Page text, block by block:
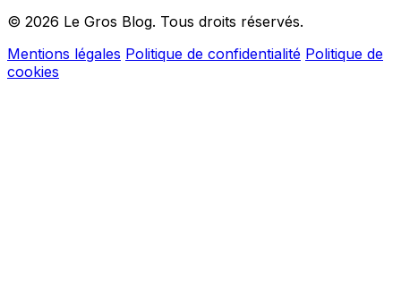
© 2026 Le Gros Blog. Tous droits réservés.
Mentions légales Politique de confidentialité Politique de
cookies